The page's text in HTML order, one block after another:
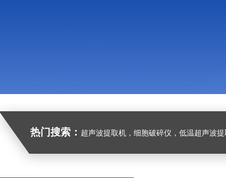
热门搜索： 超声波提取机，细胞破碎仪，低温超声波